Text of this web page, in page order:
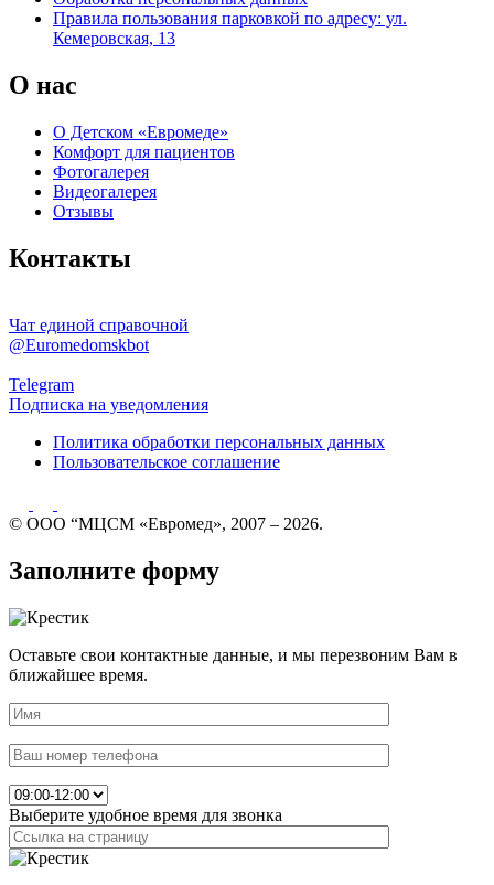
Правила пользования парковкой по адресу: ул.
Кемеровская, 13
О нас
О Детском «Евромеде»
Комфорт для пациентов
Фотогалерея
Видеогалерея
Отзывы
Контакты
Чат единой справочной
@Euromedomskbot
Telegram
Подписка на уведомления
Политика обработки персональных данных
Пользовательское соглашение
© ООО “МЦСМ «Евромед», 2007 – 2026.
Заполните форму
Оставьте свои контактные данные, и мы перезвоним Вам в
ближайшее время.
Выберите удобное время для звонка